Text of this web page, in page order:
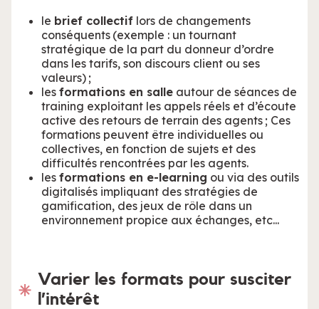
le brief collectif lors de changements
conséquents (exemple : un tournant
stratégique de la part du donneur d’ordre
dans les tarifs, son discours client ou ses
valeurs) ;
les formations en salle autour de séances de
training exploitant les appels réels et d’écoute
active des retours de terrain des agents ; Ces
formations peuvent être individuelles ou
collectives, en fonction de sujets et des
difficultés rencontrées par les agents.
les formations en e-learning ou via des outils
digitalisés impliquant des stratégies de
gamification, des jeux de rôle dans un
environnement propice aux échanges, etc...
Varier les formats pour susciter
l’intérêt